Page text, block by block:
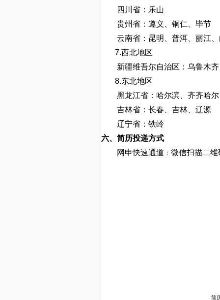
四川省：乐山
贵州省： 遵义、铜仁、毕节
云南省： 昆明、普洱、丽江、
7.西北地区
新疆维吾尔自治区： 乌鲁木
8.东北地区
黑龙江省： 哈尔滨、齐齐哈
吉林省： 长春、吉林、辽源
辽宁省： 铁岭
六、简历投递方式
网申快速通道 ： 微信扫描二维
简